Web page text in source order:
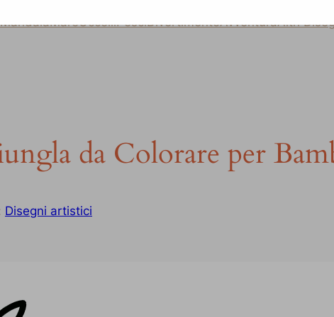
MandalaMareUccelliPesciDivertimentoAvventuraAltri
da Colorare per
Disegni artistici